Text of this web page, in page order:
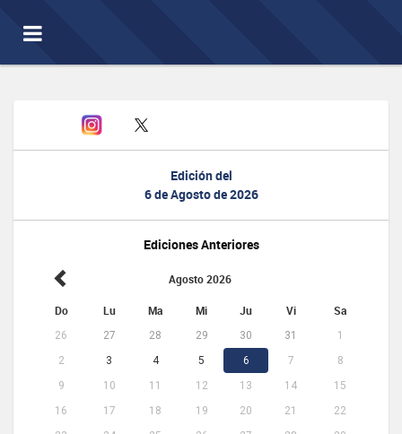
Toggle
navigation
Edición del
6 de Agosto de 2026
Ediciones Anteriores
Agosto 2026
Do Lu Ma Mi Ju Vi Sa
26 27 28 29 30 31
1
2
3 4 5 6 7
8
9
10 11 12 13 14
15
16
17 18 19 20 21
22